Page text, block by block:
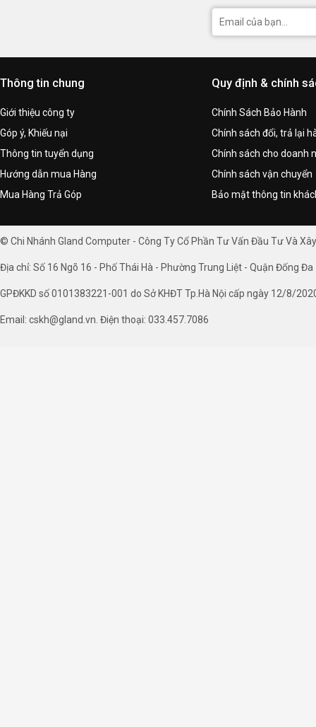
Thông tin chung
Giới thiệu công ty
Góp ý, Khiếu nại
Thông tin tuyển dụng
Hướng dẫn mua Hàng
Mua Hàng Trả Góp
Quy định & chính
Chính Sách Bảo Hành
Chính sách đổi, trả lại
Chính sách cho doanh
Chính sách vận chuyển
Bảo mật thông tin
© Chi Nhánh Gland Computer - Công Ty Cổ Phần Tư Vấn Đầu Tư Và
Địa chỉ: Số 16 Ngõ 16 - Phố Thái Hà - Phường Trung Liệt - Quận Đống Đa
GPĐKKD số 0101383221-001 do Sở KHĐT Tp.Hà Nội cấp ngày 12/8/
Email: cskh@gland.vn. Điện thoại: 033.457.7086